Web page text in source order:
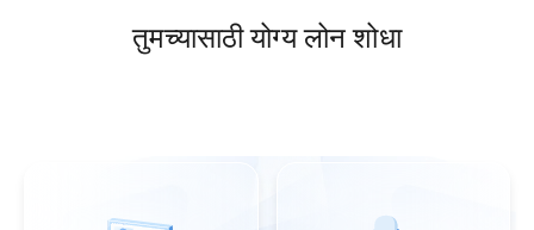
तुमच्यासाठी योग्य लोन शोधा